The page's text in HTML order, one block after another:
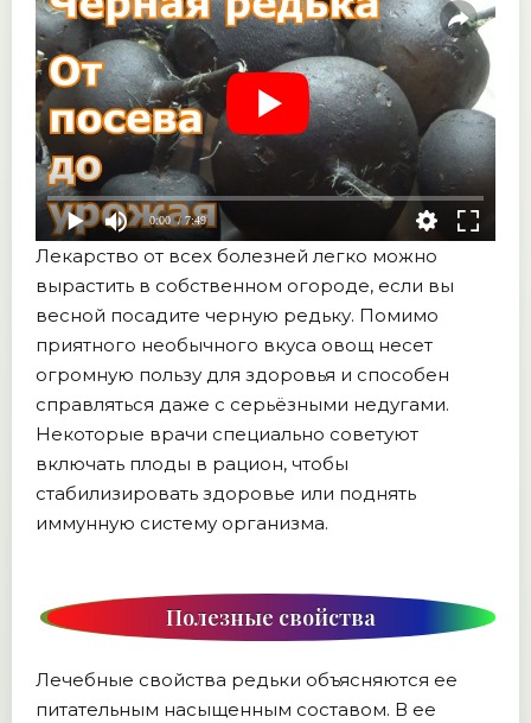
0:00 / 7:49
Лекарство от всех болезней легко можно
вырастить в собственном огороде, если вы
весной посадите черную редьку. Помимо
приятного необычного вкуса овощ несет
огромную пользу для здоровья и способен
справляться даже с серьёзными недугами.
Некоторые врачи специально советуют
включать плоды в рацион, чтобы
стабилизировать здоровье или поднять
иммунную систему организма.
Полезные свойства
Лечебные свойства редьки объясняются ее
питательным насыщенным составом. В ее